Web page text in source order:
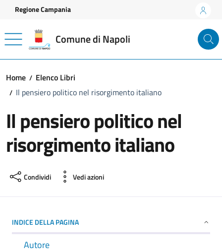
Vai ai contenuti
Vai al footer
Regione Campania
Comune di Napoli
Home
Elenco Libri
Il pensiero politico nel risorgimento italiano
Il pensiero politico nel
risorgimento italiano
Condividi Vedi azioni
INDICE DELLA PAGINA
Autore